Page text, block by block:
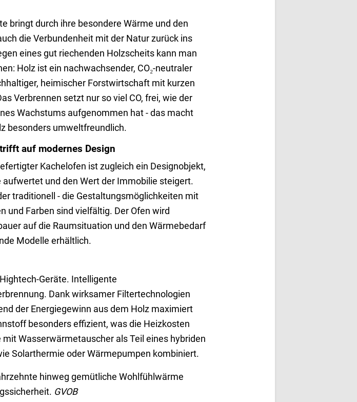
bringt durch ihre besondere Wärme und den
die Verbundenheit mit der Natur zurück ins
eines gut riechenden Holzscheits kann man
Holz ist ein nachwachsender, CO₂-neutraler
heimischer Forstwirtschaft mit kurzen
Verbrennen setzt nur so viel CO, frei, wie der
Wachstums aufgenommen hat - das macht
besonders umweltfreundlich.
auf modernes Design
Kachelofen ist zugleich ein Designobjekt,
aufwertet und den Wert der Immobilie steigert.
traditionell - die Gestaltungsmöglichkeiten mit
und Farben sind vielfältig. Der Ofen wird
auf die Raumsituation und den Wärmebedarf
Modelle erhältlich.
Geräte. Intelligente
Dank wirksamer Filtertechnologien
der Energiegewinn aus dem Holz maximiert
besonders effizient, was die Heizkosten
Wasserwärmetauscher als Teil eines hybriden
Solarthermie oder Wärmepumpen kombiniert.
hinweg gemütliche Wohlfühlwärme
GVOB